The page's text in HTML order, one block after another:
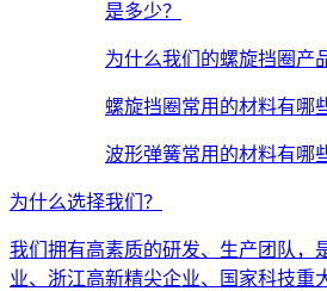
是多少？
为什么我们的螺旋挡圈产
螺旋挡圈常用的材料有哪
波形弹簧常用的材料有哪
为什么选择我们？
我们拥有高素质的研发、生产团队，
业、浙江高新精尖企业、国家科技重